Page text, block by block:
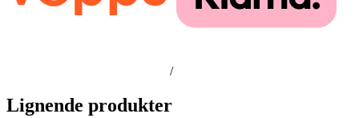
/
Lignende produkter